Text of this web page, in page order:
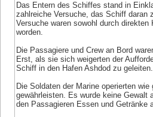
Das Entern des Schiffes stand in
zahlreiche Versuche, das Schiff daran
Versuche waren sowohl durch
worden.
Die Passagiere und Crew an Bord
Erst, als sie sich weigerten der
Schiff in den Hafen Ashdod zu geleiten.
Die Soldaten der Marine operierten
gewährleisten. Es wurde keine Gewalt
den Passagieren Essen und Getränke